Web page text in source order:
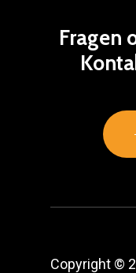
Fragen
Copyright ©